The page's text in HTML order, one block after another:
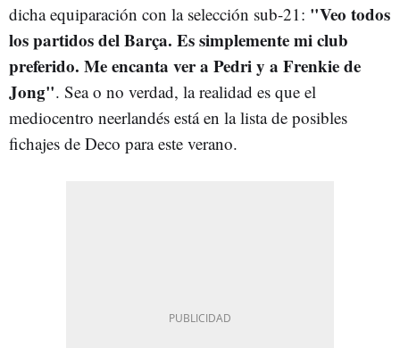
dicha equiparación con la selección sub-21: "Veo todos
los partidos del Barça. Es simplemente mi club
preferido. Me encanta ver a Pedri y a Frenkie de
Jong". Sea o no verdad, la realidad es que el
mediocentro neerlandés está en la lista de posibles
fichajes de Deco para este verano.